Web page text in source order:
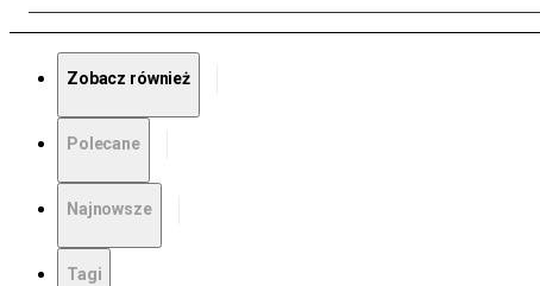
Zobacz również
Polecane
Najnowsze
Tagi